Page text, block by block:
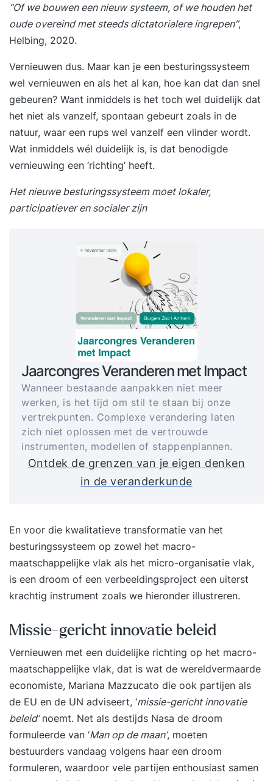
“Of we bouwen een nieuw systeem, of we houden het
oude overeind met steeds dictatorialere ingrepen”,
Helbing, 2020.
Vernieuwen dus. Maar kan je een besturingssysteem
wel vernieuwen en als het al kan, hoe kan dat dan snel
gebeuren? Want inmiddels is het toch wel duidelijk dat
het niet als vanzelf, spontaan gebeurt zoals in de
natuur, waar een rups wel vanzelf een vlinder wordt.
Wat inmiddels wél duidelijk is, is dat benodigde
vernieuwing een ‘richting’ heeft.
Het nieuwe besturingssysteem moet lokaler,
participatiever en socialer zijn
Jaarcongres Veranderen met Impact
Wanneer bestaande aanpakken niet meer
werken, is het tijd om stil te staan bij onze
vertrekpunten. Complexe verandering laten
zich niet oplossen met de vertrouwde
instrumenten, modellen of stappenplannen.
Ontdek de grenzen van je eigen denken
in de veranderkunde
En voor die kwalitatieve transformatie van het
besturingssysteem op zowel het macro-
maatschappelijke vlak als het micro-organisatie vlak,
is een droom of een verbeeldingsproject een uiterst
krachtig instrument zoals we hieronder illustreren.
Missie-gericht innovatie beleid
Vernieuwen met een duidelijke richting op het macro-
maatschappelijke vlak, dat is wat de wereldvermaarde
economiste, Mariana Mazzucato die ook partijen als
de EU en de UN adviseert, ‘missie-gericht innovatie
beleid’noemt. Net als destijds Nasa de droom
formuleerde van ‘Man op de maan’, moeten
bestuurders vandaag volgens haar een droom
formuleren, waardoor vele partijen enthousiast samen